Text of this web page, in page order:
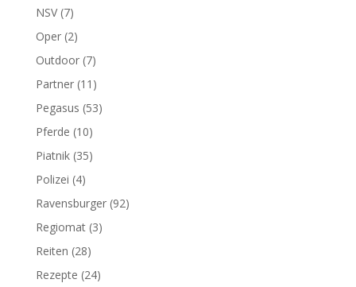
NSV(7)
Oper(2)
Outdoor(7)
Partner(11)
Pegasus (53)
Pferde (10)
Piatnik(35)
Polizei (4)
Ravensburger(92)
Regiomat(3)
Reiten (28)
Rezepte (24)